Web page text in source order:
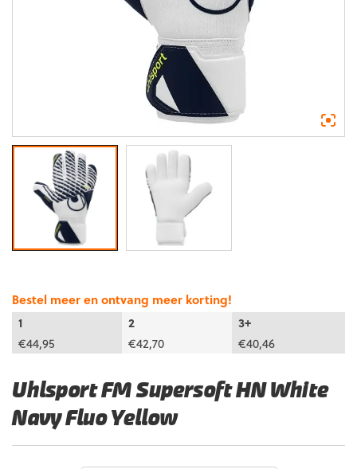
Uhlsport FM Supersoft HN White
Navy Fluo Yellow
Bestel meer en ontvang meer korting!
1
2
3+
€44,95 €42,70 €40,46